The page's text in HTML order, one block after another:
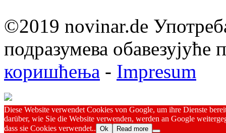
©2019 novinar.de
подразумева обавезујуће
коришћења - Impresum
Diese Website verwendet Cookies von Google, um ihre Dienste
darüber, wie Sie die Website verwenden, werden an Google
dass sie Cookies verwendet.. Ok Read more